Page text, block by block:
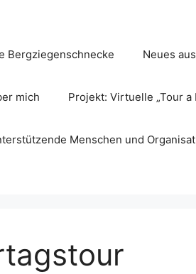
Bergziegenschnecke Neues
mich Projekt: Virtuelle „Tour a
Menschen und